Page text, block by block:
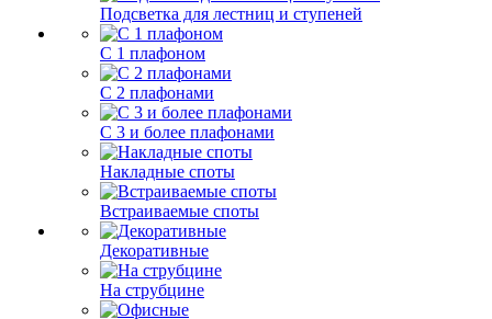
Подсветка для лестниц и ступеней
С 1 плафоном
С 2 плафонами
С 3 и более плафонами
Накладные споты
Встраиваемые споты
Декоративные
На струбцине